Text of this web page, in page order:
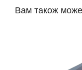
Вам також